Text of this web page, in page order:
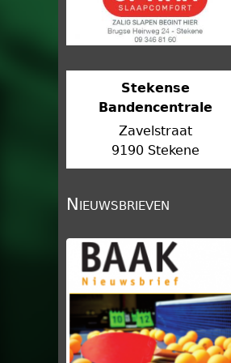
Stekense
Bandencentrale
Zavelstraat
9190 Stekene
Nieuwsbrieven